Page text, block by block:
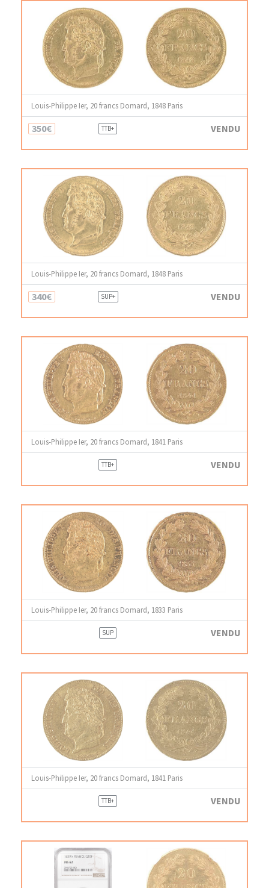
Louis-Philippe Ier, 20 francs Domard, 1848 Paris
350€ TTB+ VENDU
Louis-Philippe Ier, 20 francs Domard, 1848 Paris
340€ SUP+ VENDU
Louis-Philippe Ier, 20 francs Domard, 1841 Paris
TTB+ VENDU
Louis-Philippe Ier, 20 francs Domard, 1833 Paris
SUP VENDU
Louis-Philippe Ier, 20 francs Domard, 1841 Paris
TTB+ VENDU